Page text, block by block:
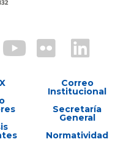
Correo
Institucional
Secretaría
General
Normatividad